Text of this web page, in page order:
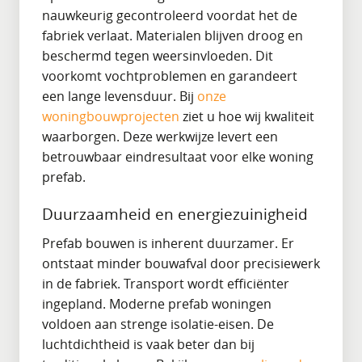
nauwkeurig gecontroleerd voordat het de
fabriek verlaat. Materialen blijven droog en
beschermd tegen weersinvloeden. Dit
voorkomt vochtproblemen en garandeert
een lange levensduur. Bij onze
woningbouwprojecten ziet u hoe wij kwaliteit
waarborgen. Deze werkwijze levert een
betrouwbaar eindresultaat voor elke woning
prefab.
Duurzaamheid en energiezuinigheid
Prefab bouwen is inherent duurzamer. Er
ontstaat minder bouwafval door precisiewerk
in de fabriek. Transport wordt efficiënter
ingepland. Moderne prefab woningen
voldoen aan strenge isolatie-eisen. De
luchtdichtheid is vaak beter dan bij